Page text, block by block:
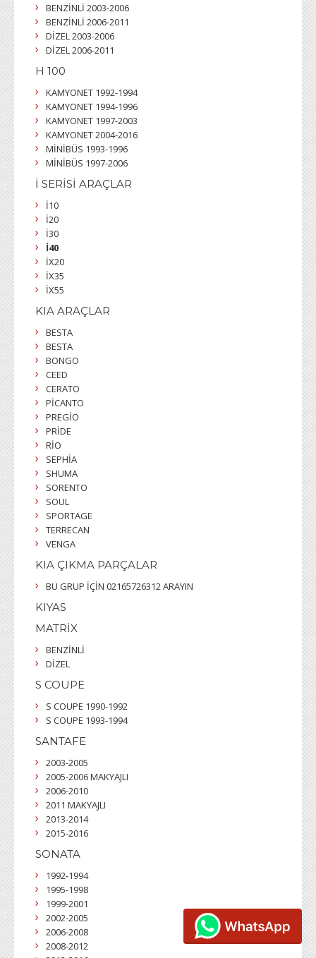
BENZİNLİ 2003-2006
BENZİNLİ 2006-2011
DİZEL 2003-2006
DİZEL 2006-2011
H 100
KAMYONET 1992-1994
KAMYONET 1994-1996
KAMYONET 1997-2003
KAMYONET 2004-2016
MİNİBÜS 1993-1996
MİNİBÜS 1997-2006
İ SERİSİ ARAÇLAR
İ10
İ20
İ30
İ40
İX20
İX35
İX55
KIA ARAÇLAR
BESTA
BESTA
BONGO
CEED
CERATO
PİCANTO
PREGİO
PRİDE
RİO
SEPHİA
SHUMA
SORENTO
SOUL
SPORTAGE
TERRECAN
VENGA
KIA ÇIKMA PARÇALAR
BU GRUP İÇİN 02165726312 ARAYIN
KIYAS
MATRİX
BENZİNLİ
DİZEL
S COUPE
S COUPE 1990-1992
S COUPE 1993-1994
SANTAFE
2003-2005
2005-2006 MAKYAJLI
2006-2010
2011 MAKYAJLI
2013-2014
2015-2016
SONATA
1992-1994
1995-1998
1999-2001
2002-2005
2006-2008
2008-2012